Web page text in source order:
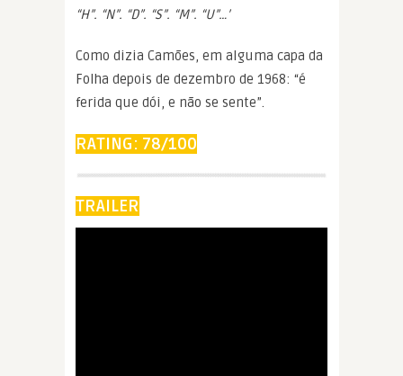
“H”. “N”. “D”. “S”. “M”. “U”…’
Como dizia Camões, em alguma capa da
Folha depois de dezembro de 1968: “é
ferida que dói, e não se sente”.
RATING: 78/100
TRAILER